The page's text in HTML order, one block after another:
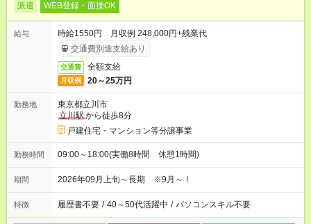
派遣 WEB登録・面接OK
給与
時給1550円 月収例 248,000円+残業代
交通費別途支給あり
交通費 全額支給
月収例 20～25万円
勤務地
東京都立川市
立川駅から徒歩8分
戸建住宅・マンション等分譲事業
勤務時間 09:00～18:00(実働8時間 休憩1時間)
期間 2026年09月上旬～長期 ※9月～！
特徴 履歴書不要 / 40～50代活躍中 / パソコンスキル不要